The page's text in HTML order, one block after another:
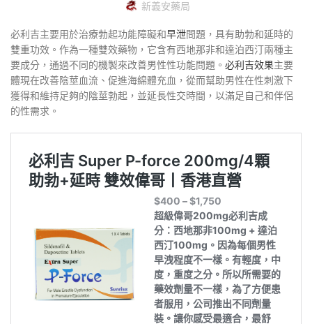
新義安藥局
必利吉主要用於治療勃起功能障礙和早泄問題，具有助勃和延時的
雙重功效。作為一種雙效藥物，它含有西地那非和達泊西汀兩種主
要成分，通過不同的機製來改善男性性功能問題。 必利吉效果主要
體現在改善陰莖血流、促進海綿體充血，從而幫助男性在性刺激下
獲得和維持足夠的陰莖勃起，並延長性交時間，以滿足自己和伴侶
的性需求。